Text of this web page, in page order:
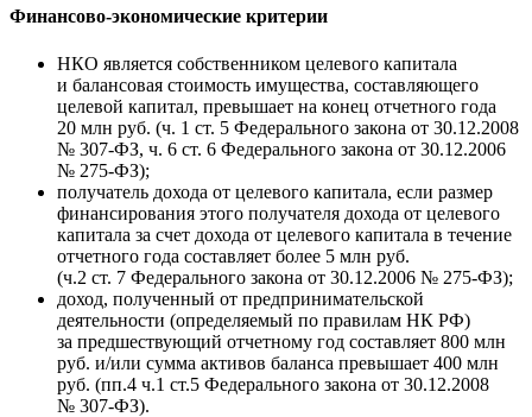
Финансово-экономические критерии
НКО является собственником целевого капитала
и балансовая стоимость имущества, составляющего
целевой капитал, превышает на конец отчетного года
20 млн руб. (ч. 1 ст. 5 Федерального закона от 30.12.2008
№ 307-ФЗ, ч. 6 ст. 6 Федерального закона от 30.12.2006
№ 275-ФЗ);
получатель дохода от целевого капитала, если размер
финансирования этого получателя дохода от целевого
капитала за счет дохода от целевого капитала в течение
отчетного года составляет более 5 млн руб.
(ч.2 ст. 7 Федерального закона от 30.12.2006 № 275-ФЗ);
доход, полученный от предпринимательской
деятельности (определяемый по правилам НК РФ)
за предшествующий отчетному год составляет 800 млн
руб. и/или сумма активов баланса превышает 400 млн
руб. (пп.4 ч.1 ст.5 Федерального закона от 30.12.2008
№ 307-ФЗ).